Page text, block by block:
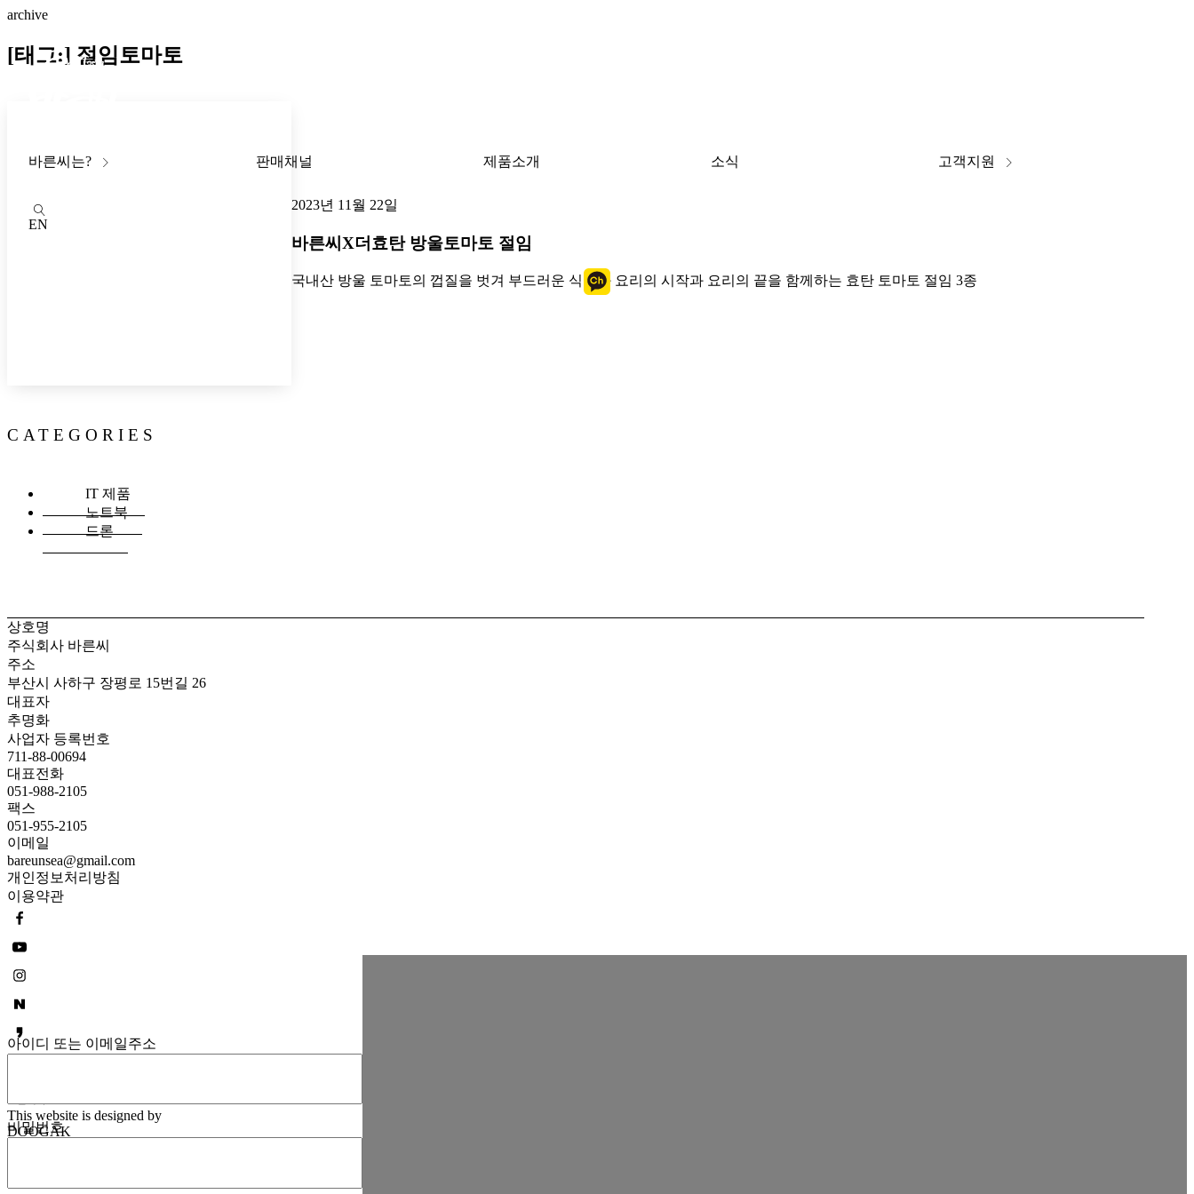
바른씨는? 판매채널 제품소개 소식 고객지원
EN
archive
[태그:] 절임토마토
2023년 11월 22일
바른씨X더효탄 방울토마토 절임
국내산 방울 토마토의 껍질을 벗겨 부드러운 식감과 요리의 시작과 요리의 끝을 함께하는 효탄 토마토 절임 3종
CATEGORIES
IT 제품
노트북
드론
상호명
주식회사 바른씨
주소
부산시 사하구 장평로 15번길 26
대표자
추명화
사업자 등록번호
711-88-00694
대표전화
051-988-2105
팩스
051-955-2105
이메일
bareunsea@gmail.com
개인정보처리방침
이용약관
This website is designed by
DOOGAK
아이디 또는 이메일주소
비밀번호